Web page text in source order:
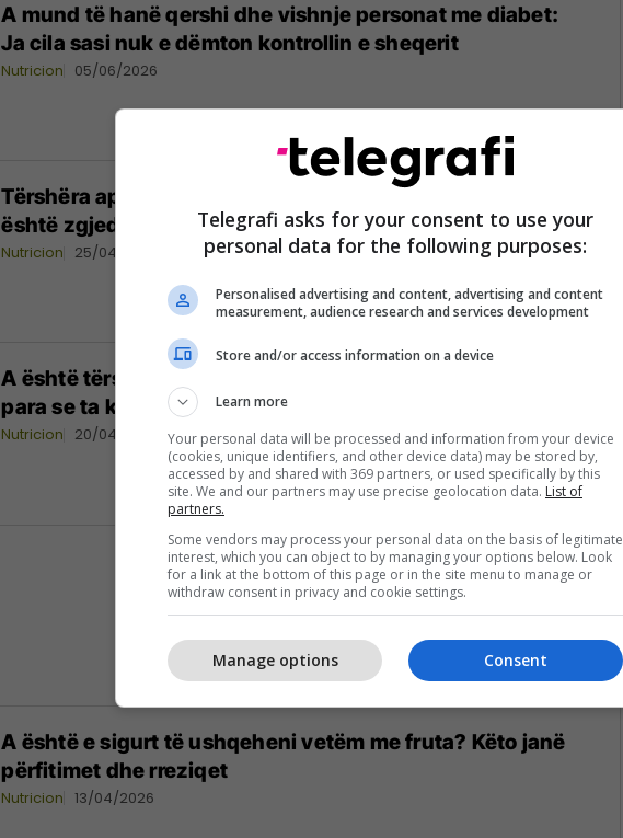
A mund të hanë qershi dhe vishnje personat me diabet:
Ja cila sasi nuk e dëmton kontrollin e sheqerit
Nutricion 05/06/2026
Tërshëra apo vezët për mëngjes? Ekspertët zbulojnë cila
është zgjedhja më e mirë
Nutricion 25/04/2026
A është tërshëra vërtet pa gluten? Çfarë duhet të dini
para se ta konsumoni
Nutricion 20/04/2026
A është e sigurt të ushqeheni vetëm me fruta? Këto janë
përfitimet dhe rreziqet
Nutricion 13/04/2026
Telegrafi asks for your consent to use your
personal data for the following purposes:
Personalised advertising and content, advertising and content
measurement, audience research and services development
Store and/or access information on a device
Learn more
Your personal data will be processed and information from your device
(cookies, unique identifiers, and other device data) may be stored by,
accessed by and shared with 369 partners, or used specifically by this
site. We and our partners may use precise geolocation data. List of
partners.
Some vendors may process your personal data on the basis of legitimate
interest, which you can object to by managing your options below. Look
for a link at the bottom of this page or in the site menu to manage or
withdraw consent in privacy and cookie settings.
Consent
Manage options